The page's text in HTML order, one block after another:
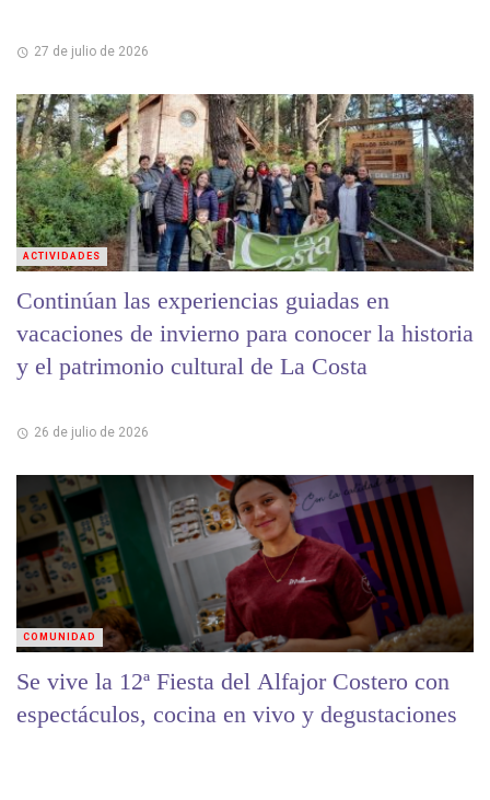
27 de julio de 2026
Continúan las experiencias guiadas en
vacaciones de invierno para conocer la historia
y el patrimonio cultural de La Costa
26 de julio de 2026
ACTIVIDADES
Se vive la 12ª Fiesta del Alfajor Costero con
espectáculos, cocina en vivo y degustaciones
COMUNIDAD